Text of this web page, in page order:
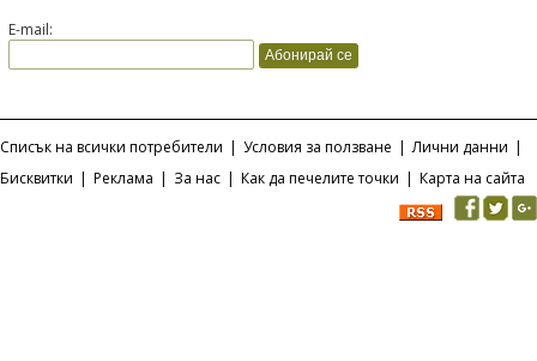
E-mail:
Списък на всички потребители | Условия за ползване | Лични данни |
Бисквитки | Реклама | За нас | Как да печелите точки | Карта на сайта